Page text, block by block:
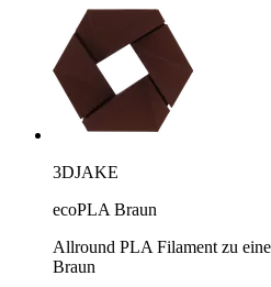
3DJAKE
ecoPLA Braun
Allround PLA Filament zu
Braun